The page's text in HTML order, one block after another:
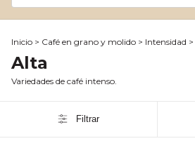
Inicio > Café en grano y molido > Intensidad >
Alta
Variedades de café intenso.
Filtrar